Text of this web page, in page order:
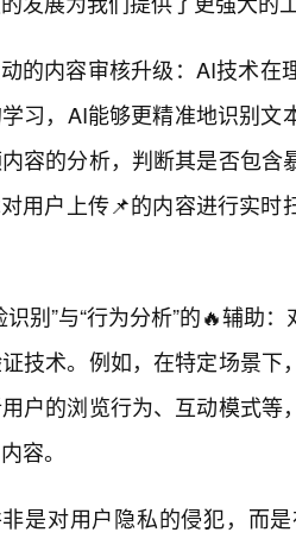
的内容审核升级：AI技术在
习，AI能够更精准地识别
容的分析，判断其是否包
用户上传📌的内容进行实
识别”与“行为分析”的🔥辅助
技术。例如，在特定场景
户的浏览行为、互动模式
容。
是对用户隐私的侵犯，而